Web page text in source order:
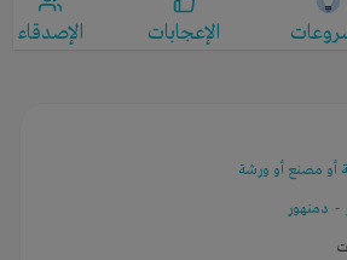
الإعجابات الإصدقاء
أو مصنع أو ورشة
- دمنهور